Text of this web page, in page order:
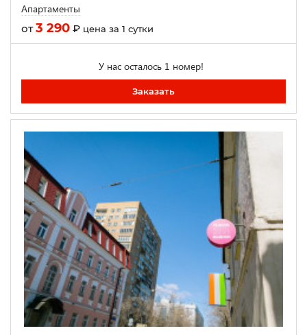
Апартаменты
от3 290 ₽ цена за 1 сутки
У нас осталось 1 номер!
Заказать